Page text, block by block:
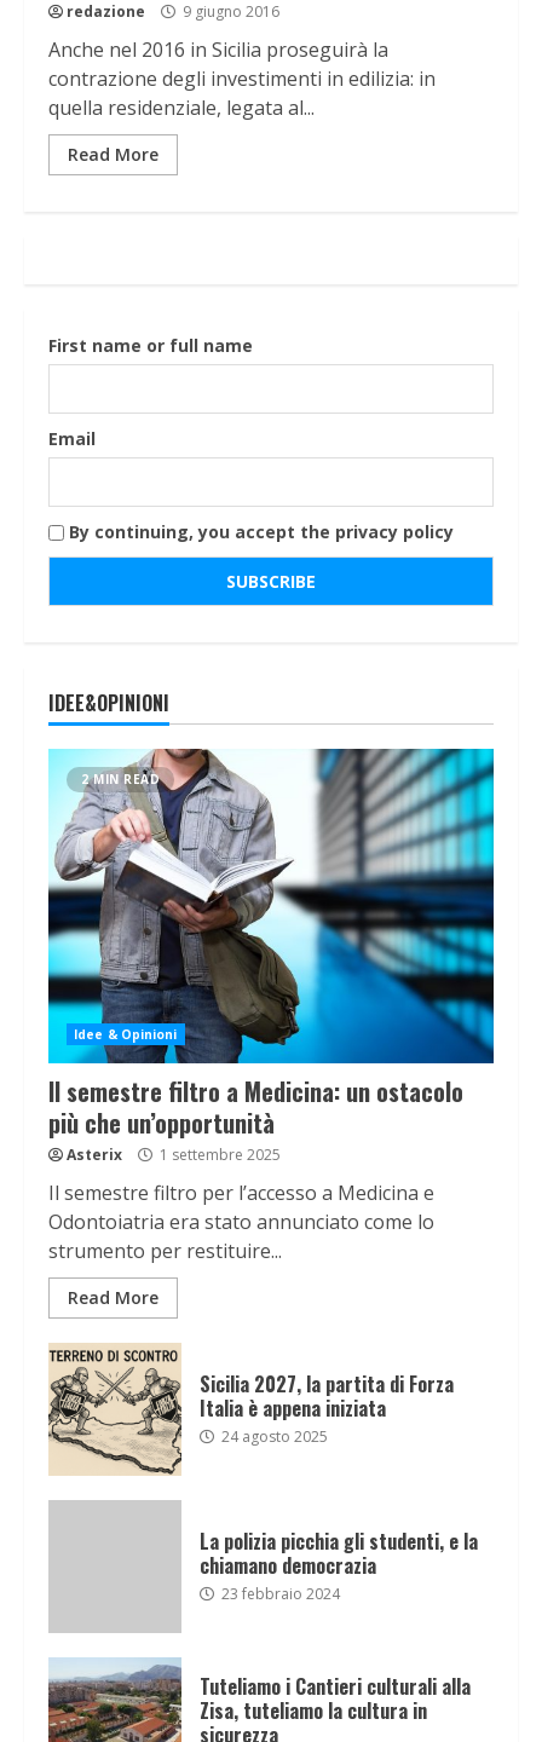
redazione 9 giugno 2016
Anche nel 2016 in Sicilia proseguirà la
contrazione degli investimenti in edilizia: in
quella residenziale, legata al...
Read More
First name or full name
Email
By continuing, you accept the privacy policy
IDEE&OPINIONI
2 MIN READ
Idee & Opinioni
Il semestre filtro a Medicina: un ostacolo
più che un’opportunità
Asterix 1 settembre 2025
Il semestre filtro per l’accesso a Medicina e
Odontoiatria era stato annunciato come lo
strumento per restituire...
Read More
Sicilia 2027, la partita di Forza
Italia è appena iniziata
24 agosto 2025
La polizia picchia gli studenti, e la
chiamano democrazia
23 febbraio 2024
Tuteliamo i Cantieri culturali alla
Zisa, tuteliamo la cultura in
sicurezza